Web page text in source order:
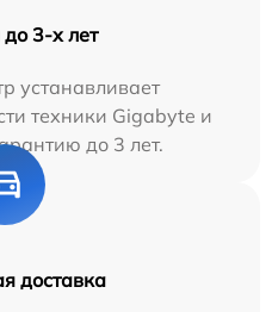
3-х лет
устанавливает
техники Gigabyte и
до 3 лет.
доставка